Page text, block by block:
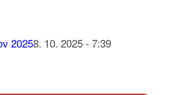
20258. 10. 2025 - 7:39